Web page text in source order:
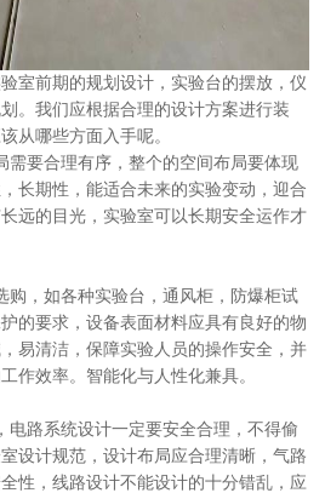
前期的规划设计，实验台的摆放，仪
。我们应根据合理的设计方案进行装
从哪些方面入手呢。
要合理有序，整个的空间布局要体现
长期性，能适合未来的实验变动，迎合
远的目光，实验室可以长期安全运作才
，如各种实验台，通风柜，防爆柜试
的要求，设备表面材料应具有良好的物
易清洁，保障实验人员的操作安全，并
作效率。智能化与人性化兼具。
路系统设计一定要安全合理，不得偷
设计规范，设计布局应合理清晰，气路
性，线路设计不能设计的十分错乱，应